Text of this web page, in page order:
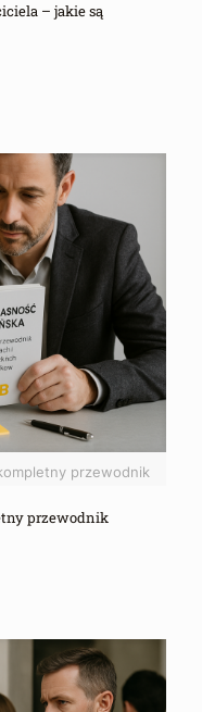
– jakie są
przewodnik
przewodnik